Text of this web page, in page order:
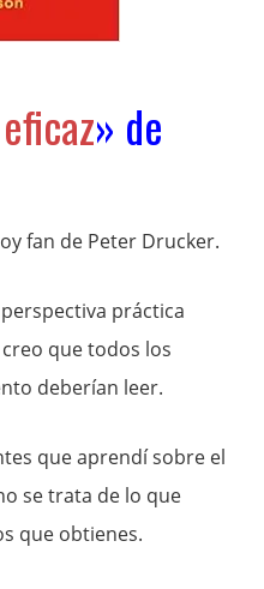
» de
fan de Peter Drucker.
práctica
que todos los
deberían leer.
que aprendí sobre el
se trata de lo que
que obtienes.